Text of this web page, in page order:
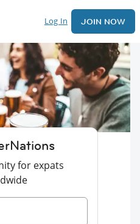
Log In JOIN NOW
for expats